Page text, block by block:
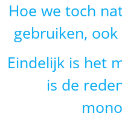
Hoe we toch
gebruiken,
Eindelijk is het
is de